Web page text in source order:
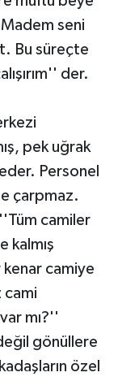
seni
Bu süreçte
der.
pek uğrak
Personel
çarpmaz.
camiler
kalmış
camiye
mı?''
gönüllere
özel